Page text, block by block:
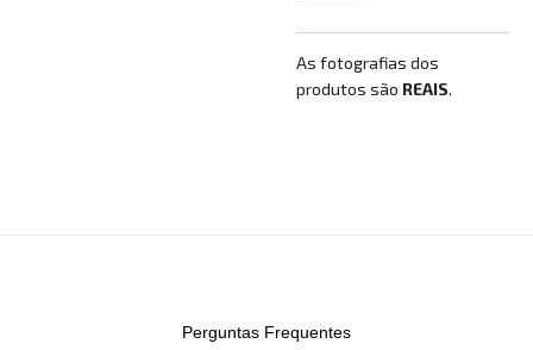
As fotografias dos
produtos são REAIS.
Perguntas Frequentes